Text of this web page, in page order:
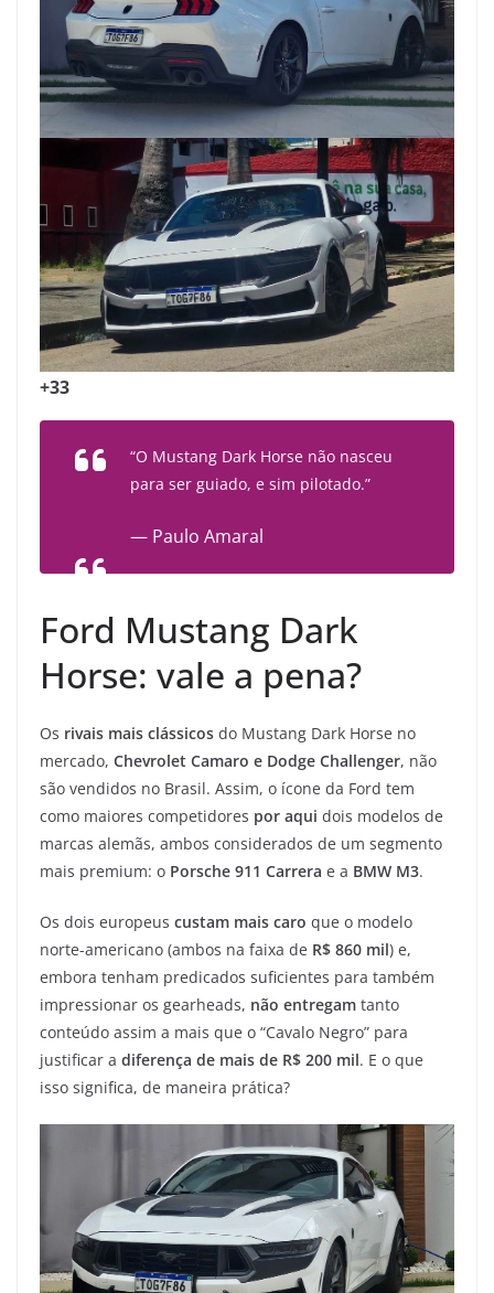
+33
“O Mustang Dark Horse não nasceu
para ser guiado, e sim pilotado.”
— Paulo Amaral
Ford Mustang Dark
Horse: vale a pena?
Os rivais mais clássicos do Mustang Dark Horse no
mercado, Chevrolet Camaro e Dodge Challenger, não
são vendidos no Brasil. Assim, o ícone da Ford tem
como maiores competidores por aqui dois modelos de
marcas alemãs, ambos considerados de um segmento
mais premium: o Porsche 911 Carrera e a BMW M3.
Os dois europeus custam mais caro que o modelo
norte-americano (ambos na faixa de R$ 860 mil) e,
embora tenham predicados suficientes para também
impressionar os gearheads, não entregam tanto
conteúdo assim a mais que o “Cavalo Negro” para
justificar a diferença de mais de R$ 200 mil. E o que
isso significa, de maneira prática?